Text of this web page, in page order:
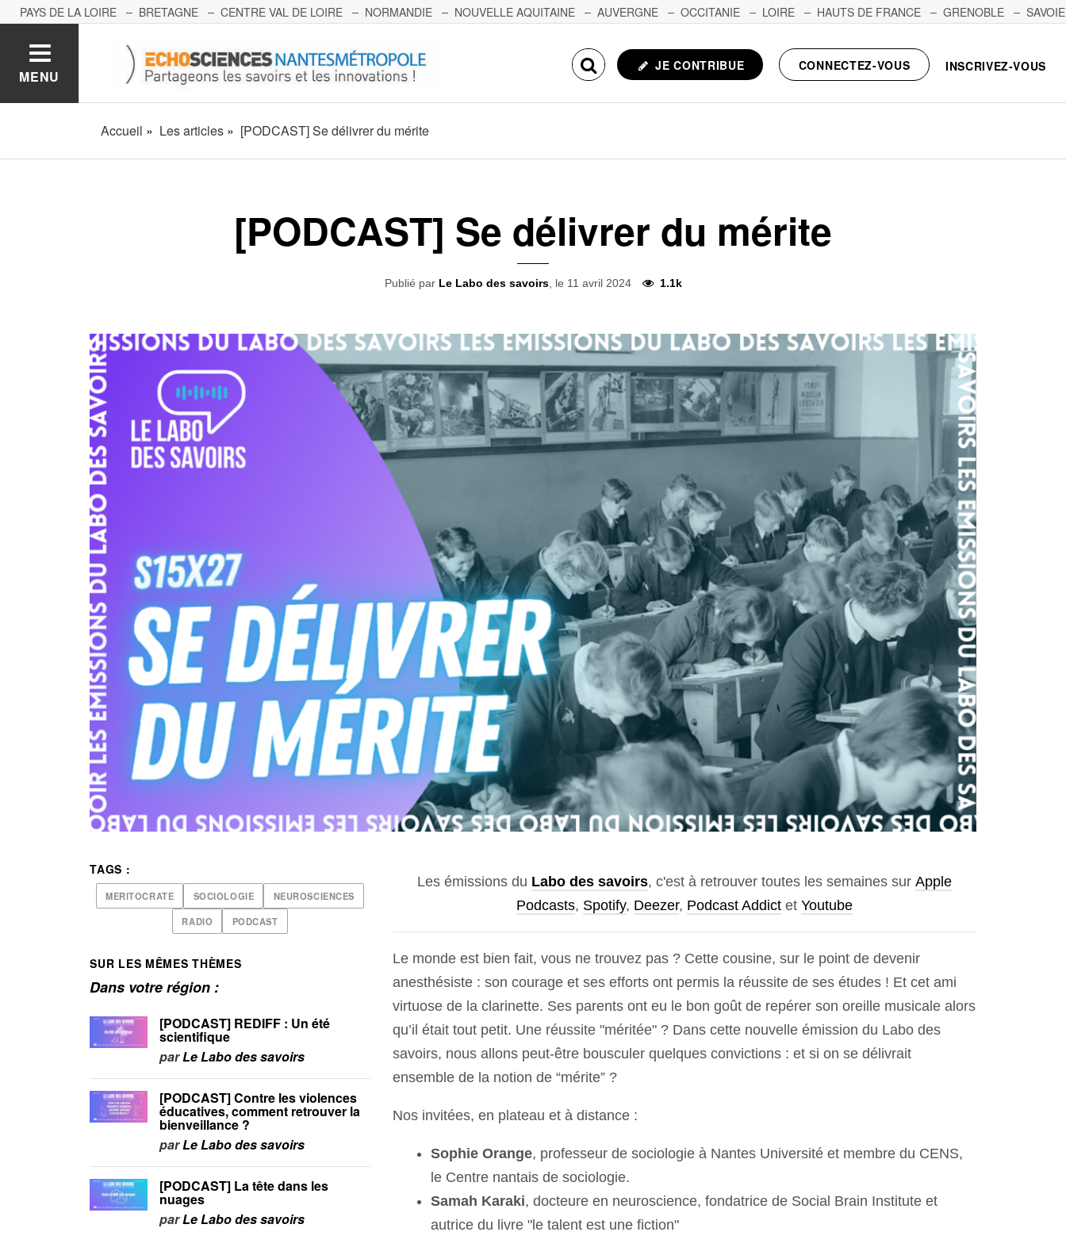
PAYS DE LA LOIRE BRETAGNE CENTRE VAL DE LOIRE NORMANDIE NOUVELLE AQUITAINE AUVERGNE OCCITANIE LOIRE HAUTS DE FRANCE GRENOBLE
SAVOIE
MENU
JE CONTRIBUE CONNECTEZ-VOUS INSCRIVEZ-VOUS
Accueil Les articles [PODCAST] Se délivrer du mérite
[PODCAST] Se délivrer du mérite
Publié par Le Labo des savoirs, le 11 avril 2024 1.1k
Les émissions du Labo des savoirs, c'est à retrouver toutes les semaines sur Apple
Podcasts, Spotify, Deezer, Podcast Addict et Youtube
Le monde est bien fait, vous ne trouvez pas ? Cette cousine, sur le point de devenir
anesthésiste : son courage et ses efforts ont permis la réussite de ses études ! Et cet ami
virtuose de la clarinette. Ses parents ont eu le bon goût de repérer son oreille musicale alors
qu’il était tout petit. Une réussite "méritée" ? Dans cette nouvelle émission du Labo des
savoirs, nous allons peut-être bousculer quelques convictions : et si on se délivrait
ensemble de la notion de “mérite” ?
Nos invitées, en plateau et à distance :
Sophie Orange, professeur de sociologie à Nantes Université et membre du CENS,
le Centre nantais de sociologie.
Samah Karaki, docteure en neuroscience, fondatrice de Social Brain Institute et
autrice du livre "le talent est une fiction"
TAGS :
MERITOCRATE SOCIOLOGIE NEUROSCIENCES
RADIO PODCAST
SUR LES MÊMES THÈMES
Dans votre région :
[PODCAST] REDIFF : Un été
scientifique
parLe Labo des savoirs
[PODCAST] Contre les violences
éducatives, comment retrouver la
bienveillance ?
parLe Labo des savoirs
[PODCAST] La tête dans les
nuages
parLe Labo des savoirs